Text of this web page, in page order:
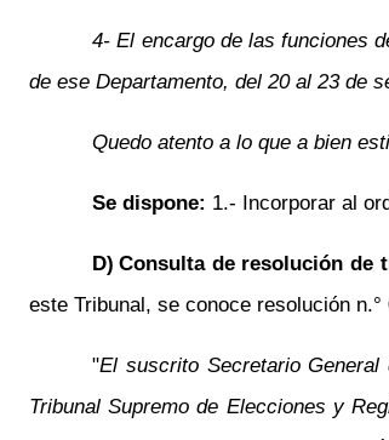
4- El encargo de las funciones
de ese Departamento, del 20 al 23 de
Quedo atento a lo que a bien
Se dispone: 1.- Incorporar al
D) Consulta de resolución de
este Tribunal, se conoce resolución
"El suscrito Secretario General
Tribunal Supremo de Elecciones y